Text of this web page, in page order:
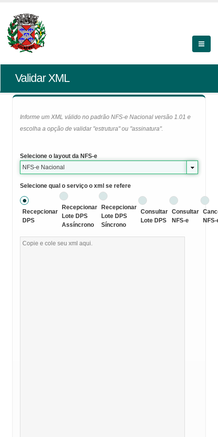
Validar XML
Informe um XML válido no padrão NFS-e Nacional versão 1.01 e
escolha a opção de validar "estrutura" ou "assinatura".
Selecione o layout da NFS-e
NFS-e Nacional
Selecione qual o serviço o xml se refere
Recepcionar
DPS
Recepcionar
Lote DPS
Assíncrono
Recepcionar
Lote DPS
Síncrono
Consultar
Lote DPS
Consultar
NFS-e
NFS-